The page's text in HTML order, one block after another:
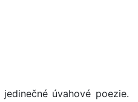
úvahové poezie.